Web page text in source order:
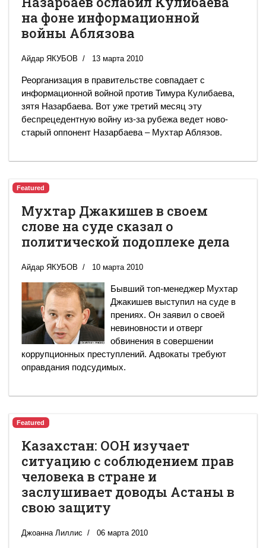
на фоне информационной
войны Аблязова
Айдар ЯКУБОВ 13 марта 2010
Реорганизация в правительстве совпадает с
информационной войной против Тимура Кулибаева,
зятя Назарбаева. Вот уже третий месяц эту
беспрецедентную войну из-за рубежа ведет ново-
старый оппонент Назарбаева – Мухтар Аблязов.
Featured
Мухтар Джакишев в своем
слове на суде сказал о
политической подоплеке дела
Айдар ЯКУБОВ 10 марта 2010
Бывший топ-менеджер Мухтар
Джакишев выступил на суде в
прениях. Он заявил о своей
невиновности и отверг
обвинения в совершении
коррупционных преступлений. Адвокаты требуют
оправдания подсудимых.
Featured
Казахстан: ООН изучает
ситуацию с соблюдением прав
человека в стране и
заслушивает доводы Астаны в
свою защиту
Джоанна Лиллис 06 марта 2010